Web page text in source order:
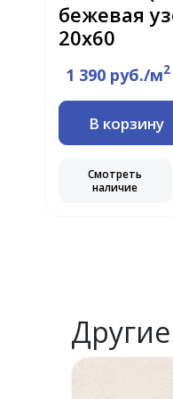
бежевая
20х60
1 390 руб./м2
В корзину
Смотреть
наличие